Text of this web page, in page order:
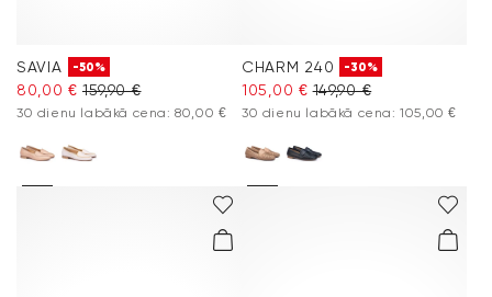
SAVIA -50%
80,00 € 159,90 €
30 dienu labākā cena: 80,00 €
CHARM 240 -30%
105,00 € 149,90 €
30 dienu labākā cena: 105,00 €